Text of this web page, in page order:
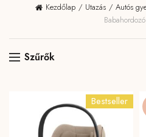
Kezdőlap Utazás Autós
Szűrők
Bestseller